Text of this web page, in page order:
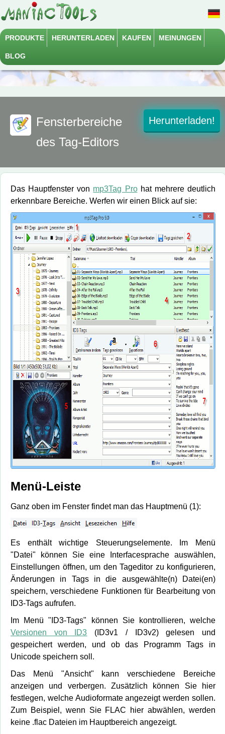
PRODUKTE HERUNTERLADEN KAUFEN MEINUNGEN
BLOG
Herunterladen!
Fensterbereiche
des Tag-Editors
Das Hauptfenster von mp3Tag Prohat mehrere deutlich
erkennbare Bereiche. Werfen wir einen Blick auf sie:
Menü-Leiste
Ganz oben im Fenster findet man das Hauptmenü (1):
Es enthält wichtige Steuerungselemente. Im Menü
"Datei" können Sie eine Interfacesprache auswählen,
Einstellungen öffnen, um den Tageditor zu konfigurieren,
Änderungen in Tags in die ausgewählte(n) Datei(en)
speichern, verschiedene Funktionen für Bearbeitung von
ID3-Tags aufrufen.
Im Menü "ID3-Tags" können Sie kontrollieren, welche
Versionen von ID3 (ID3v1 / ID3v2) gelesen und
gespeichert werden, und ob das Programm Tags in
Unicode speichern soll.
Das Menü "Ansicht" kann verschiedene Bereiche
anzeigen und verbergen. Zusätzlich können Sie hier
festlegen, welche Audioformate angezeigt werden sollen.
Zum Beispiel, wenn Sie FLAC hier abwählen, werden
keine .flac Dateien im Hauptbereich angezeigt.